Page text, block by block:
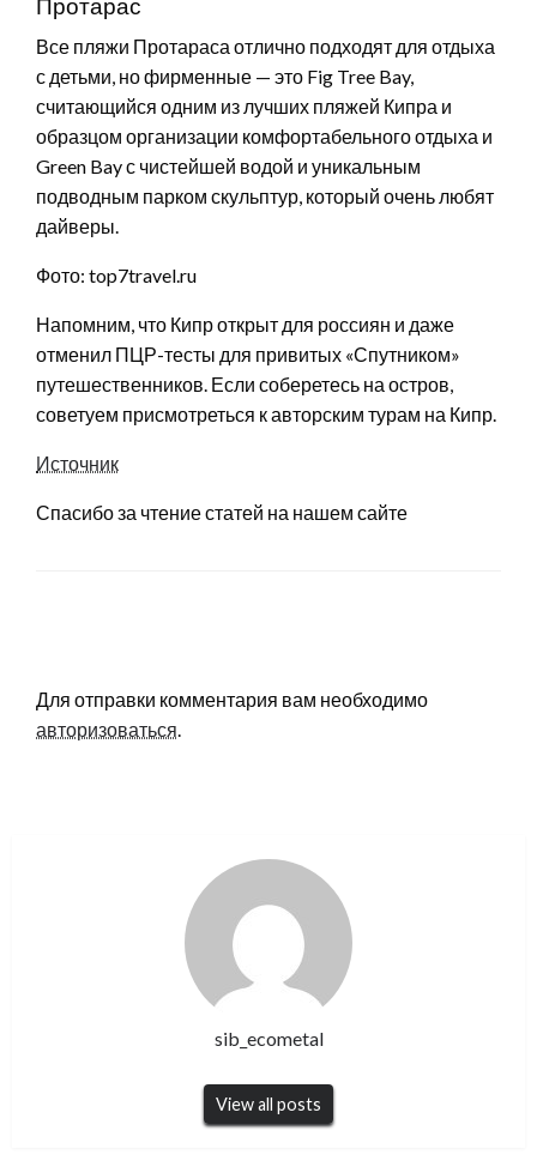
Все пляжи Протараса отлично подходят для отдыха
с детьми, но фирменные — это Fig Tree Bay,
считающийся одним из лучших пляжей Кипра и
образцом организации комфортабельного отдыха и
Green Bay с чистейшей водой и уникальным
подводным парком скульптур, который очень любят
дайверы.
Фото: top7travel.ru
Напомним, что Кипр открыт для россиян и даже
отменил ПЦР-тесты для привитых «Спутником»
путешественников. Если соберетесь на остров,
советуем присмотреться к авторским турам на Кипр.
Источник
Спасибо за чтение статей на нашем сайте
Для отправки комментария вам необходимо
авторизоваться
sib_ecometal
View all posts